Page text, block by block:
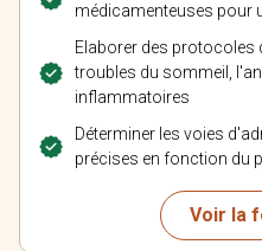
médicamenteuses pour
Elaborer des protocoles
troubles du sommeil,
inflammatoires
Déterminer les voies
précises en fonction du
Voir la